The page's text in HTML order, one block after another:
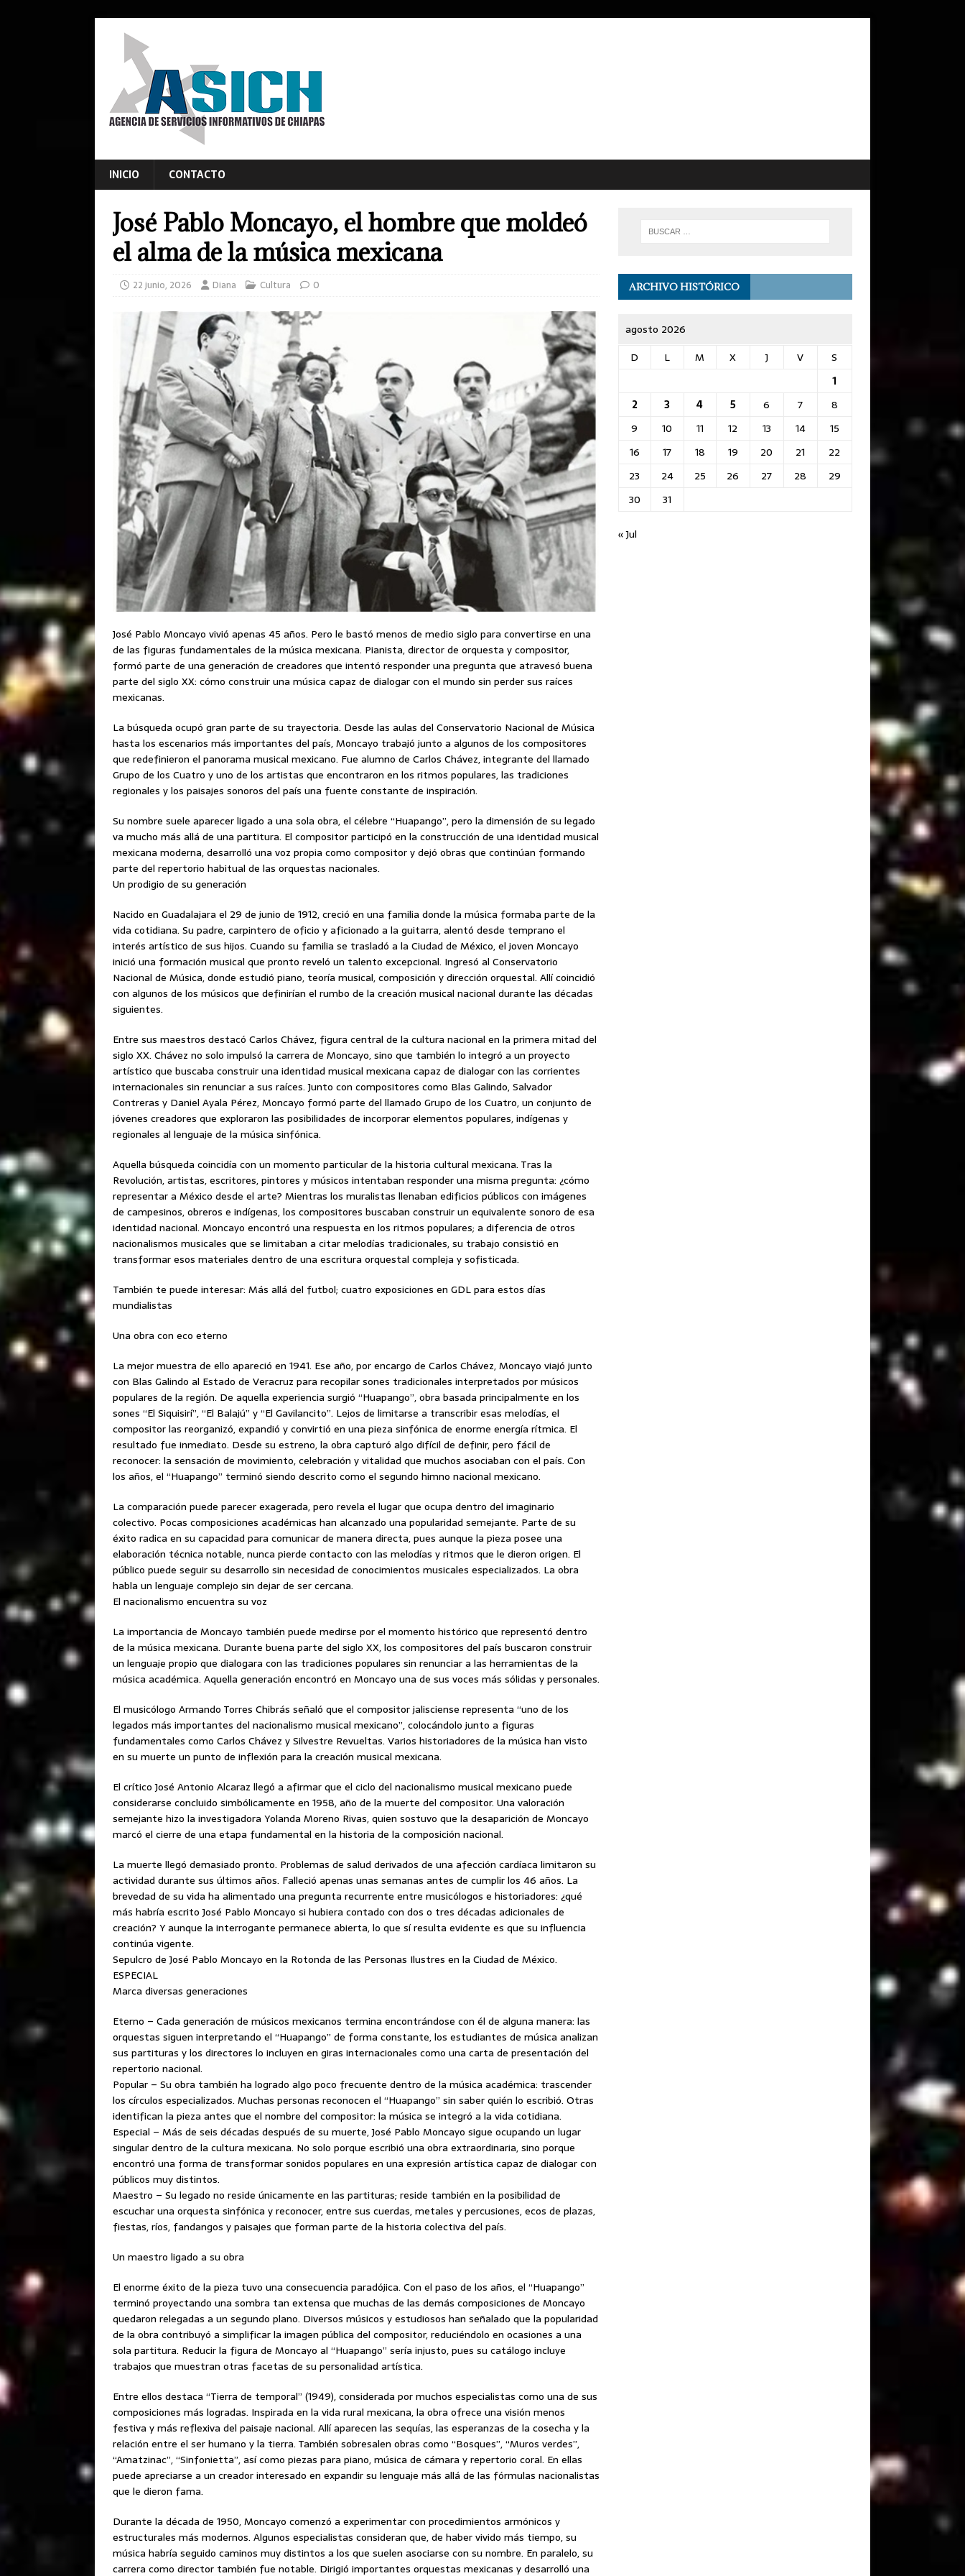
INICIO CONTACTO
José Pablo Moncayo, el hombre que moldeó
el alma de la música mexicana
22 junio, 2026 Diana Cultura 0
José Pablo Moncayo vivió apenas 45 años. Pero le bastó menos de medio siglo para convertirse en una
de las figuras fundamentales de la música mexicana. Pianista, director de orquesta y compositor,
formó parte de una generación de creadores que intentó responder una pregunta que atravesó buena
parte del siglo XX: cómo construir una música capaz de dialogar con el mundo sin perder sus raíces
mexicanas.
La búsqueda ocupó gran parte de su trayectoria. Desde las aulas del Conservatorio Nacional de Música
hasta los escenarios más importantes del país, Moncayo trabajó junto a algunos de los compositores
que redefinieron el panorama musical mexicano. Fue alumno de Carlos Chávez, integrante del llamado
Grupo de los Cuatro y uno de los artistas que encontraron en los ritmos populares, las tradiciones
regionales y los paisajes sonoros del país una fuente constante de inspiración.
Su nombre suele aparecer ligado a una sola obra, el célebre “Huapango”, pero la dimensión de su legado
va mucho más allá de una partitura. El compositor participó en la construcción de una identidad musical
mexicana moderna, desarrolló una voz propia como compositor y dejó obras que continúan formando
parte del repertorio habitual de las orquestas nacionales.
Un prodigio de su generación
Nacido en Guadalajara el 29 de junio de 1912, creció en una familia donde la música formaba parte de la
vida cotidiana. Su padre, carpintero de oficio y aficionado a la guitarra, alentó desde temprano el
interés artístico de sus hijos. Cuando su familia se trasladó a la Ciudad de México, el joven Moncayo
inició una formación musical que pronto reveló un talento excepcional. Ingresó al Conservatorio
Nacional de Música, donde estudió piano, teoría musical, composición y dirección orquestal. Allí coincidió
con algunos de los músicos que definirían el rumbo de la creación musical nacional durante las décadas
siguientes.
Entre sus maestros destacó Carlos Chávez, figura central de la cultura nacional en la primera mitad del
siglo XX. Chávez no solo impulsó la carrera de Moncayo, sino que también lo integró a un proyecto
artístico que buscaba construir una identidad musical mexicana capaz de dialogar con las corrientes
internacionales sin renunciar a sus raíces. Junto con compositores como Blas Galindo, Salvador
Contreras y Daniel Ayala Pérez, Moncayo formó parte del llamado Grupo de los Cuatro, un conjunto de
jóvenes creadores que exploraron las posibilidades de incorporar elementos populares, indígenas y
regionales al lenguaje de la música sinfónica.
Aquella búsqueda coincidía con un momento particular de la historia cultural mexicana. Tras la
Revolución, artistas, escritores, pintores y músicos intentaban responder una misma pregunta: ¿cómo
representar a México desde el arte? Mientras los muralistas llenaban edificios públicos con imágenes
de campesinos, obreros e indígenas, los compositores buscaban construir un equivalente sonoro de esa
identidad nacional. Moncayo encontró una respuesta en los ritmos populares; a diferencia de otros
nacionalismos musicales que se limitaban a citar melodías tradicionales, su trabajo consistió en
transformar esos materiales dentro de una escritura orquestal compleja y sofisticada.
También te puede interesar: Más allá del futbol; cuatro exposiciones en GDL para estos días
mundialistas
Una obra con eco eterno
La mejor muestra de ello apareció en 1941. Ese año, por encargo de Carlos Chávez, Moncayo viajó junto
con Blas Galindo al Estado de Veracruz para recopilar sones tradicionales interpretados por músicos
populares de la región. De aquella experiencia surgió “Huapango”, obra basada principalmente en los
sones “El Siquisirí”, “El Balajú” y “El Gavilancito”. Lejos de limitarse a transcribir esas melodías, el
compositor las reorganizó, expandió y convirtió en una pieza sinfónica de enorme energía rítmica. El
resultado fue inmediato. Desde su estreno, la obra capturó algo difícil de definir, pero fácil de
reconocer: la sensación de movimiento, celebración y vitalidad que muchos asociaban con el país. Con
los años, el “Huapango” terminó siendo descrito como el segundo himno nacional mexicano.
La comparación puede parecer exagerada, pero revela el lugar que ocupa dentro del imaginario
colectivo. Pocas composiciones académicas han alcanzado una popularidad semejante. Parte de su
éxito radica en su capacidad para comunicar de manera directa, pues aunque la pieza posee una
elaboración técnica notable, nunca pierde contacto con las melodías y ritmos que le dieron origen. El
público puede seguir su desarrollo sin necesidad de conocimientos musicales especializados. La obra
habla un lenguaje complejo sin dejar de ser cercana.
El nacionalismo encuentra su voz
La importancia de Moncayo también puede medirse por el momento histórico que representó dentro
de la música mexicana. Durante buena parte del siglo XX, los compositores del país buscaron construir
un lenguaje propio que dialogara con las tradiciones populares sin renunciar a las herramientas de la
música académica. Aquella generación encontró en Moncayo una de sus voces más sólidas y personales.
El musicólogo Armando Torres Chibrás señaló que el compositor jalisciense representa “uno de los
legados más importantes del nacionalismo musical mexicano”, colocándolo junto a figuras
fundamentales como Carlos Chávez y Silvestre Revueltas. Varios historiadores de la música han visto
en su muerte un punto de inflexión para la creación musical mexicana.
El crítico José Antonio Alcaraz llegó a afirmar que el ciclo del nacionalismo musical mexicano puede
considerarse concluido simbólicamente en 1958, año de la muerte del compositor. Una valoración
semejante hizo la investigadora Yolanda Moreno Rivas, quien sostuvo que la desaparición de Moncayo
marcó el cierre de una etapa fundamental en la historia de la composición nacional.
La muerte llegó demasiado pronto. Problemas de salud derivados de una afección cardíaca limitaron su
actividad durante sus últimos años. Falleció apenas unas semanas antes de cumplir los 46 años. La
brevedad de su vida ha alimentado una pregunta recurrente entre musicólogos e historiadores: ¿qué
más habría escrito José Pablo Moncayo si hubiera contado con dos o tres décadas adicionales de
creación? Y aunque la interrogante permanece abierta, lo que sí resulta evidente es que su influencia
continúa vigente.
Sepulcro de José Pablo Moncayo en la Rotonda de las Personas Ilustres en la Ciudad de México.
ESPECIAL
Marca diversas generaciones
Eterno – Cada generación de músicos mexicanos termina encontrándose con él de alguna manera: las
orquestas siguen interpretando el “Huapango” de forma constante, los estudiantes de música analizan
sus partituras y los directores lo incluyen en giras internacionales como una carta de presentación del
repertorio nacional.
Popular – Su obra también ha logrado algo poco frecuente dentro de la música académica: trascender
los círculos especializados. Muchas personas reconocen el “Huapango” sin saber quién lo escribió. Otras
identifican la pieza antes que el nombre del compositor: la música se integró a la vida cotidiana.
Especial – Más de seis décadas después de su muerte, José Pablo Moncayo sigue ocupando un lugar
singular dentro de la cultura mexicana. No solo porque escribió una obra extraordinaria, sino porque
encontró una forma de transformar sonidos populares en una expresión artística capaz de dialogar con
públicos muy distintos.
Maestro – Su legado no reside únicamente en las partituras; reside también en la posibilidad de
escuchar una orquesta sinfónica y reconocer, entre sus cuerdas, metales y percusiones, ecos de plazas,
fiestas, ríos, fandangos y paisajes que forman parte de la historia colectiva del país.
Un maestro ligado a su obra
El enorme éxito de la pieza tuvo una consecuencia paradójica. Con el paso de los años, el “Huapango”
terminó proyectando una sombra tan extensa que muchas de las demás composiciones de Moncayo
quedaron relegadas a un segundo plano. Diversos músicos y estudiosos han señalado que la popularidad
de la obra contribuyó a simplificar la imagen pública del compositor, reduciéndolo en ocasiones a una
sola partitura. Reducir la figura de Moncayo al “Huapango” sería injusto, pues su catálogo incluye
trabajos que muestran otras facetas de su personalidad artística.
Entre ellos destaca “Tierra de temporal” (1949), considerada por muchos especialistas como una de sus
composiciones más logradas. Inspirada en la vida rural mexicana, la obra ofrece una visión menos
festiva y más reflexiva del paisaje nacional. Allí aparecen las sequías, las esperanzas de la cosecha y la
relación entre el ser humano y la tierra. También sobresalen obras como “Bosques”, “Muros verdes”,
“Amatzinac”, “Sinfonietta”, así como piezas para piano, música de cámara y repertorio coral. En ellas
puede apreciarse a un creador interesado en expandir su lenguaje más allá de las fórmulas nacionalistas
que le dieron fama.
Durante la década de 1950, Moncayo comenzó a experimentar con procedimientos armónicos y
estructurales más modernos. Algunos especialistas consideran que, de haber vivido más tiempo, su
música habría seguido caminos muy distintos a los que suelen asociarse con su nombre. En paralelo, su
carrera como director también fue notable. Dirigió importantes orquestas mexicanas y desarrolló una
ARCHIVO HISTÓRICO
agosto 2026
D
L M X J V
S
1
2
3 4 5 6 7
8
9
10 11 12 13 14
15
16
17 18 19 20 21
22
23
24 25 26 27 28
29
30
31
« Jul